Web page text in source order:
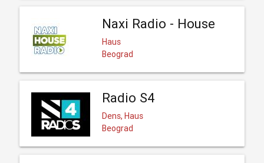
Naxi Radio - House
Haus
Beograd
Radio S4
Dens, Haus
Beograd